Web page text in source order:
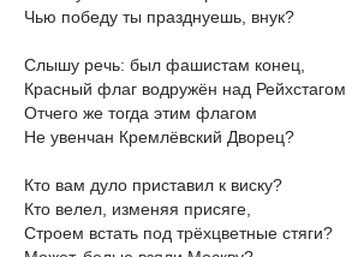
Чью победу ты празднуешь, внук?
Слышу речь: был фашистам конец,
Красный флаг водружён над Рейхстагом.
Отчего же тогда этим флагом
Не увенчан Кремлёвский Дворец?
Кто вам дуло приставил к виску?
Кто велел, изменяя присяге,
Строем встать под трёхцветные стяги?